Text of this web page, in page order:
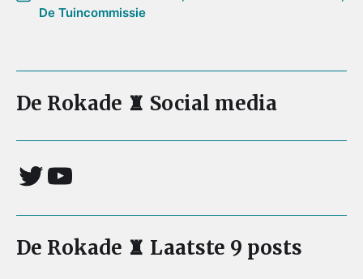
De Tuincommissie
De Rokade ♜ Social media
De Rokade ♜ Laatste 9 posts